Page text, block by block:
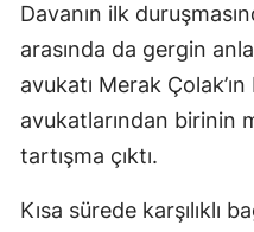
Davanın ilk
arasında da gergin
avukatı Merak Çolak’ın
avukatlarından birinin
tartışma çıktı.
Kısa sürede karşılıklı